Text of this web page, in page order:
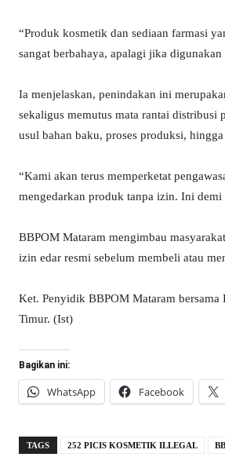
“Produk kosmetik dan sediaan farmasi
sangat berbahaya, apalagi jika
Ia menjelaskan, penindakan ini
sekaligus memutus mata rantai
usul bahan baku, proses produksi,
“Kami akan terus memperketat
mengedarkan produk tanpa izin. Ini demi
BBPOM Mataram mengimbau
izin edar resmi sebelum membeli atau
Ket. Penyidik BBPOM Mataram
Timur. (Ist)
Bagikan ini:
WhatsApp Facebook
TAGS 252 PICIS KOSMETIK ILLEGAL